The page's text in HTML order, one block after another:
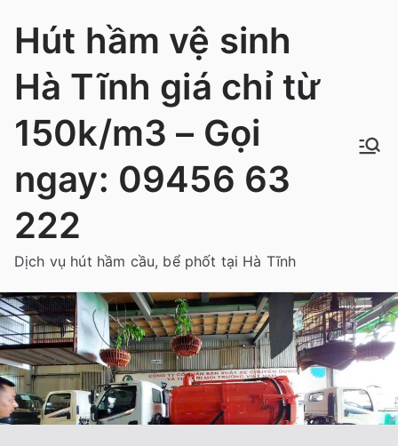
dung
Hút hầm vệ sinh
Hà Tĩnh giá chỉ từ
150k/m3 – Gọi
ngay: 09456 63
222
Dịch vụ hút hầm cầu, bể phốt tại Hà Tĩnh